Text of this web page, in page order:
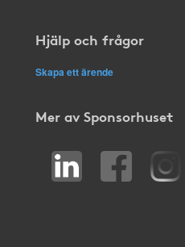
Hjälp och frågor
Skapa ett ärende
Mer av Sponsorhuset